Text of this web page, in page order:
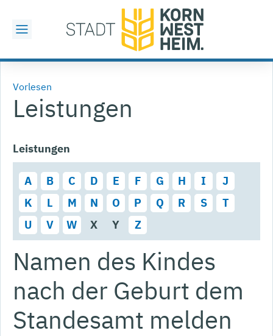
Vorlesen
Leistungen
Leistungen
A B C D E F G H I
J
K
L M N O P Q R S
T
U
V W X Y Z
Namen des Kindes
nach der Geburt dem
Standesamt melden